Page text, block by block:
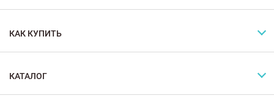
КАК КУПИТЬ
КАТАЛОГ